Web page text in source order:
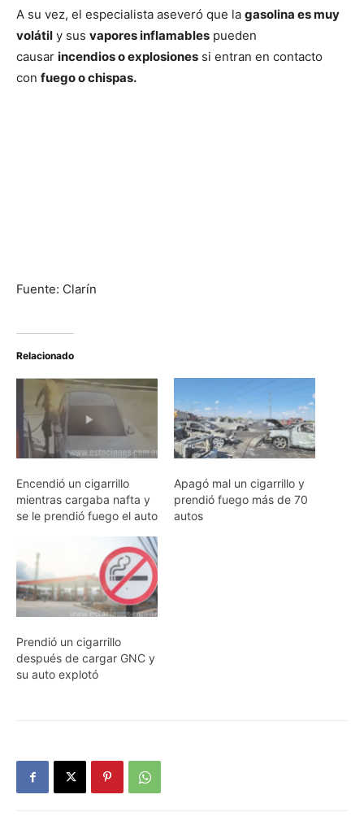
A su vez, el especialista aseveró que la gasolina es muy
volátil y sus vapores inflamables pueden
causar incendios o explosiones si entran en contacto
con fuego o chispas.
Fuente: Clarín
Relacionado
Encendió un cigarrillo
mientras cargaba nafta y
se le prendió fuego el auto
Apagó mal un cigarrillo y
prendió fuego más de 70
autos
Prendió un cigarrillo
después de cargar GNC y
su auto explotó